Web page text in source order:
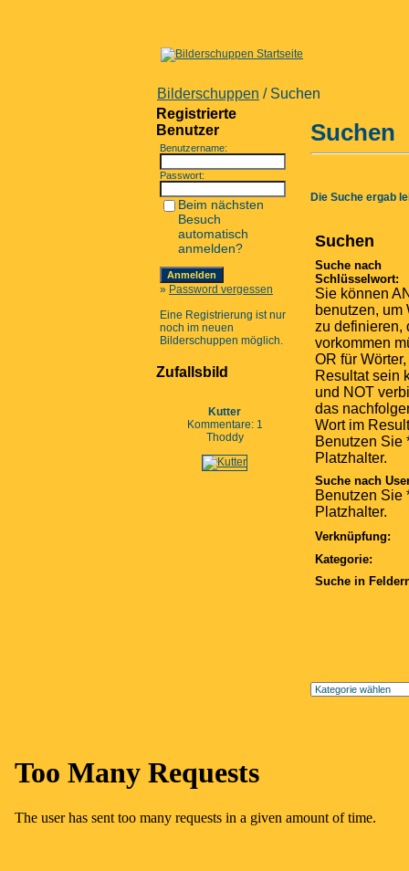
Bilderschuppen / Suchen
Registrierte
Benutzer
Benutzername:
Passwort:
Beim nächsten
Besuch
automatisch
anmelden?
» Password vergessen
Eine Registrierung ist nur
noch im neuen
Bilderschuppen möglich.
Zufallsbild
Kutter
Kommentare: 1
Thoddy
Suchen
Die Suche ergab
Suchen
Suche nach
Schlüsselwort:
Sie können
benutzen, um
zu definieren,
vorkommen
OR für
Resultat sein
und NOT
das
Wort im
Benutzen Sie
Platzhalter.
Suche nach
Benutzen Sie
Platzhalter.
Verknüpfung:
Kategorie:
Suche in